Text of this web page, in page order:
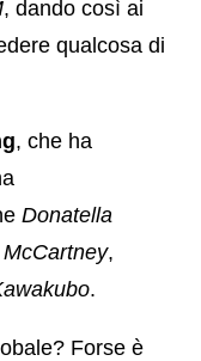
, dando così ai
qualcosa di
, che ha
Donatella
,
.
Forse è